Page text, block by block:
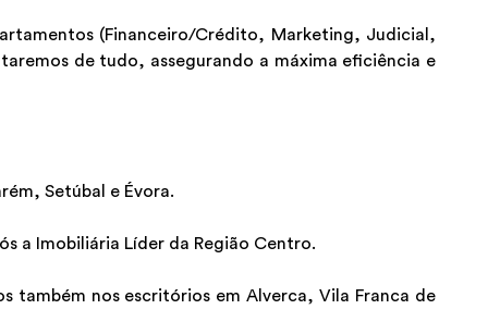
(Financeiro/Crédito, Marketing, Judicial,
de tudo, assegurando a máxima eficiência e
Setúbal e Évora.
a Imobiliária Líder da Região Centro.
também nos escritórios em Alverca, Vila Franca de